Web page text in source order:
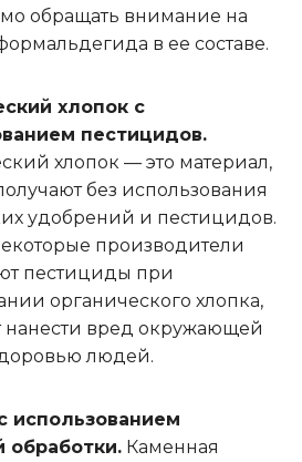
обращать внимание на
в ее составе.
хлопок с
пестицидов.
хлопок — это материал,
без использования
удобрений и пестицидов.
производители
пестициды при
органического хлопка,
нанести вред окружающей
людей.
использованием
обработки. Каменная